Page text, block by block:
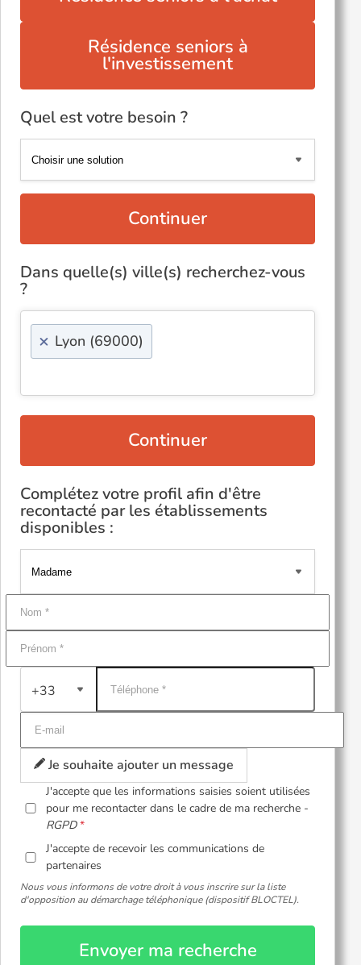
Résidence seniors à
l'investissement
Quel est votre besoin ?
Continuer
Dans quelle(s) ville(s) recherchez-vous
?
× Lyon (69000)
Continuer
Complétez votre profil afin d'être
recontacté par les établissements
disponibles :
+33
Je souhaite ajouter un message
J'accepte que les informations saisies soient utilisées
pour me recontacter dans le cadre de ma recherche -
RGPD
J'accepte de recevoir les communications de
partenaires
Nous vous informons de votre droit à vous inscrire sur la liste
d'opposition au démarchage téléphonique (dispositif BLOCTEL).
Envoyer ma recherche